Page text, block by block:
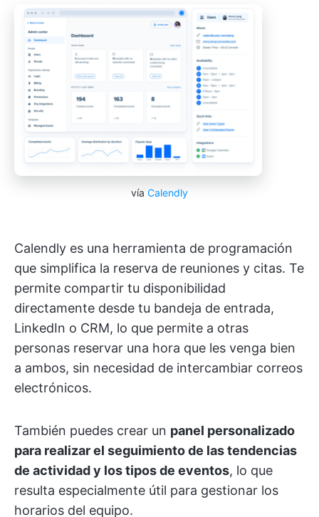
vía Calendly
Calendly es una herramienta de programación
que simplifica la reserva de reuniones y citas. Te
permite compartir tu disponibilidad
directamente desde tu bandeja de entrada,
LinkedIn o CRM, lo que permite a otras
personas reservar una hora que les venga bien
a ambos, sin necesidad de intercambiar correos
electrónicos.
También puedes crear un panel personalizado
para realizar el seguimiento de las tendencias
de actividad y los tipos de eventos, lo que
resulta especialmente útil para gestionar los
horarios del equipo.